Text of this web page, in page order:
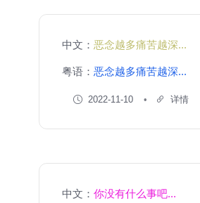
中文：恶念越多痛苦越深...
粤语：恶念越多痛苦越深...
2022-11-10 详情
中文：你没有什么事吧...